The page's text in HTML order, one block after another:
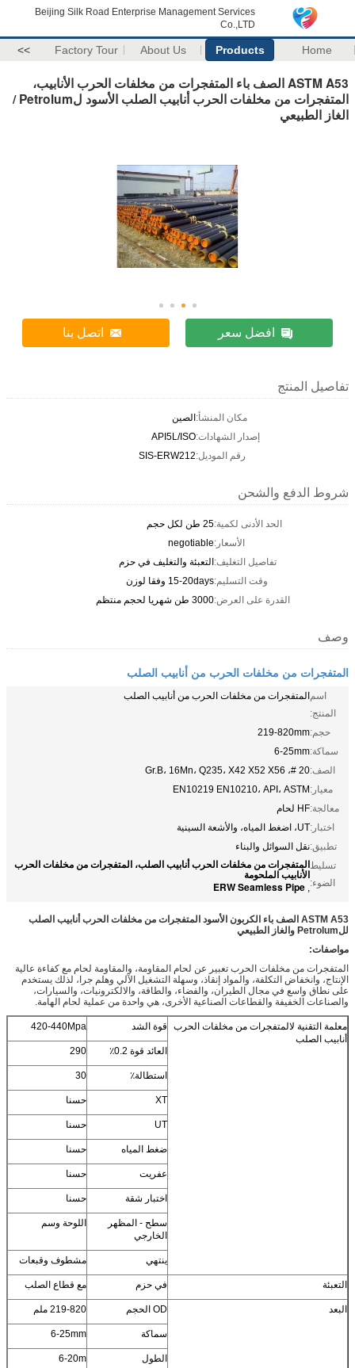
Beijing Silk Road Enterprise Management Services
Co.,LTD
Home
Products
About Us
Factory Tour
>>
ASTM A53 الصف باء المتفجرات من مخلفات الحرب الأنابيب،
المتفجرات من مخلفات الحرب أنابيب الصلب الأسود لPetrolum /
الغاز الطبيعي
افضل سعر اتصل بنا
تفاصيل المنتج
مكان المنشأ:الصين
إصدار الشهادات:API5L/ISO
رقم الموديل:SIS-ERW212
شروط الدفع والشحن
الحد الأدنى لكمية:25 طن لكل حجم
الأسعار:negotiable
تفاصيل التغليف:التعبئة والتغليف في حزم
وقت التسليم:15-20days وفقا لوزن
القدرة على العرض:3000 طن شهريا لحجم منتظم
وصف
المتفجرات من مخلفات الحرب من أنابيب الصلب
اسم
المنتج:
المتفجرات من مخلفات الحرب من أنابيب الصلب
حجم:219-820mm
سماكة:6-25mm
الصف:20 #، Gr.B، 16Mn، Q235، X42 X52 X56
معيار:EN10219 EN10210، API، ASTM
معالجة:HF لحام
اختبار:UT، اضغط المياه، والأشعة السينية
تطبيق:نقل السوائل والبناء
تسليط
الضوء:
المتفجرات من مخلفات الحرب أنابيب الصلب، المتفجرات من مخلفات الحرب
الأنابيب الملحومة
,
ERW Seamless Pipe
ASTM A53 الصف باء الكربون الأسود المتفجرات من مخلفات الحرب أنابيب الصلب
للPetrolum والغاز الطبيعي
مواصفات:
المتفجرات من مخلفات الحرب تعبير عن لحام المقاومة، والمقاومة لحام مع كفاءة عالية
الإنتاج، وانخفاض التكلفة، والمواد إنقاذ، وسهلة التشغيل الآلي وهلم جرا، لذلك يستخدم
على نطاق واسع في مجال الطيران، والفضاء، والطاقة، والالكترونيات، والسيارات،
والصناعات الخفيفة والقطاعات الصناعية الأخرى، هي واحدة من عملية لحام الهامة.
معلمة التقنية لالمتفجرات من مخلفات الحرب
أنابيب الصلب
قوة الشد 420-440Mpa
العائد قوة 0.2٪ 290
استطالة٪ 30
XT حسنا
UT حسنا
ضغط المياه حسنا
عفريت حسنا
اختبار شقة حسنا
سطح - المظهر
الخارجي
اللوحة وسم
ينتهي مشطوف وقبعات
التعبئة في حزم مع قطاع الصلب
البعد OD الحجم 219-820 ملم
سماكة 6-25mm
الطول 6-20m